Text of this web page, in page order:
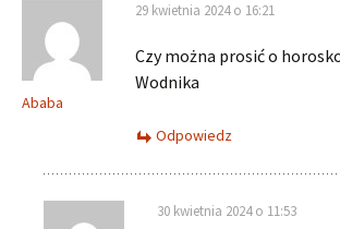
Ababa
29 kwietnia 2024 o 16:21
Czy można prosić o
Wodnika
Odpowiedz
30 kwietnia 2024 o 11:53